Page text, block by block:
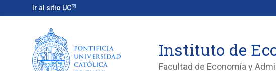
Ir al sitio UC
Instituto de
Facultad de Economía y